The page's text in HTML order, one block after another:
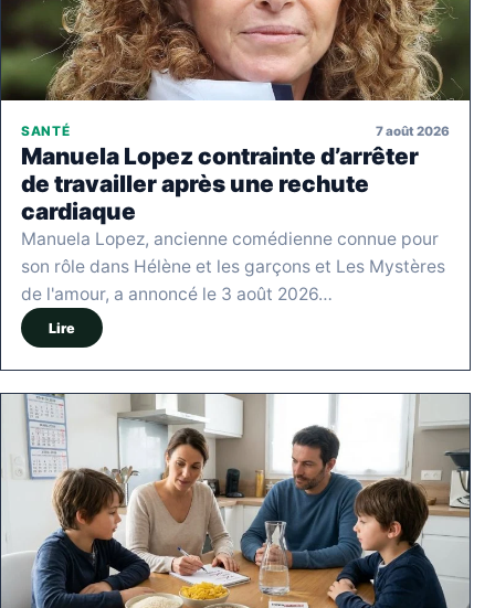
SANTÉ 7 août 2026
Manuela Lopez contrainte d’arrêter
de travailler après une rechute
cardiaque
Manuela Lopez, ancienne comédienne connue pour
son rôle dans Hélène et les garçons et Les Mystères
de l'amour, a annoncé le 3 août 2026…
Lire